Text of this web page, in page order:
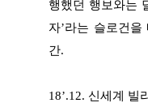
행했던 행보와는
자’라는 슬로건
간.
18’.12. 신세계 빌